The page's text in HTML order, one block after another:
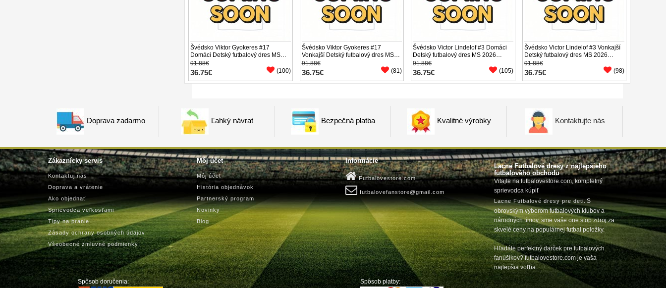
Švédsko Viktor Gyokeres #17
Domáci Detský futbalový dres MS
2026 Krátky Rukáv (+ trenírky)
91.88€
36.75€ (100)
Švédsko Viktor Gyokeres #17
Vonkajší Detský futbalový dres MS
2026 Krátky Rukáv (+ trenírky)
91.88€
36.75€ (81)
Švédsko Victor Lindelof #3 Domáci
Detský futbalový dres MS 2026
Krátky Rukáv (+ trenírky)
91.88€
36.75€ (105)
Švédsko Victor Lindelof #3 Vonkajší
Detský futbalový dres MS 2026
Krátky Rukáv (+ trenírky)
91.88€
36.75€ (98)
Doprava zadarmo Ľahký návrat Bezpečná platba Kvalitné výrobky Kontaktujte nás
Zákaznícky servis
Kontaktuj nás
Doprava a vrátenie
Ako objednať
Sprievodca veľkosťami
Tipy na pranie
Zásady ochrany osobných údajov
Všeobecné zmluvné podmienky
Môj účet
Môj účet
História objednávok
Partnerský program
Novinky
Blog
Informácie
Futbalovestore.com
futbalovefanstore@gmail.com
Lacne Futbalové dresy z najlepšieho
futbalového obchodu
Vitajte na futbalovestore.com, kompletný
sprievodca kúpiť
Lacne Futbalové dresy pre deti. S
obrovským výberom futbalových klubov a
národných tímov, sme vaše one stop zdroj za
skvelé ceny na populárnej futbal položky.
Hľadáte perfektný darček pre futbalových
fanúšikov? futbalovestore.com je vaša
najlepšia voľba..
Spôsob doručenia: Spôsob platby: